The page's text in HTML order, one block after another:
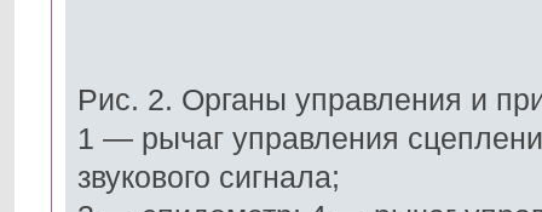
Рис. 2. Органы управления и
1 — рычаг управления
звукового сигнала;